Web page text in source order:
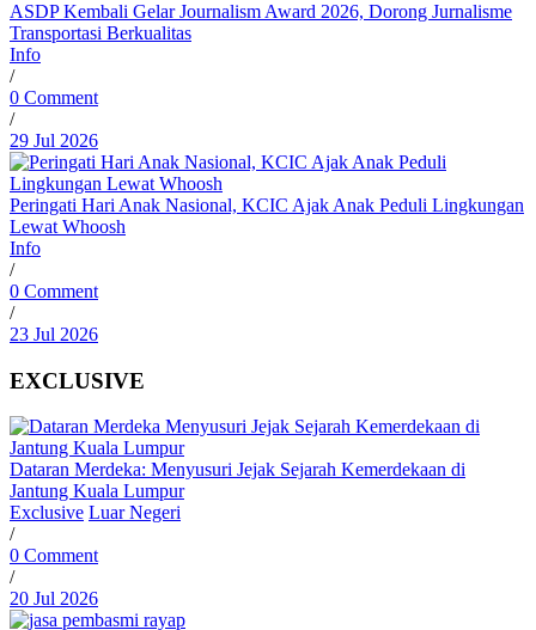
ASDP Kembali Gelar Journalism Award 2026, Dorong Jurnalisme
Transportasi Berkualitas
Info
/
0 Comment
/
29 Jul 2026
Peringati Hari Anak Nasional, KCIC Ajak Anak Peduli Lingkungan
Lewat Whoosh
Info
/
0 Comment
/
23 Jul 2026
EXCLUSIVE
Dataran Merdeka: Menyusuri Jejak Sejarah Kemerdekaan di
Jantung Kuala Lumpur
Exclusive Luar Negeri
/
0 Comment
/
20 Jul 2026